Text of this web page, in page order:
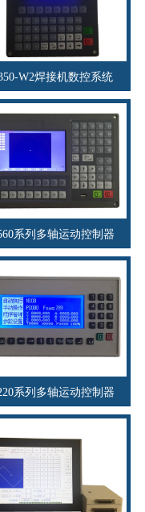
W2焊接机数控系统
系列多轴运动控制器
系列多轴运动控制器